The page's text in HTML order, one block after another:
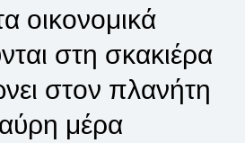
οικονομικά
στη σκακιέρα
στον πλανήτη
μέρα